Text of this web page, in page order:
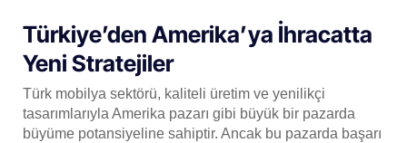
Türkiye’den Amerika’ya İhracatta
Yeni Stratejiler
Türk mobilya sektörü, kaliteli üretim ve yenilikçi
tasarımlarıyla Amerika pazarı gibi büyük bir pazarda
büyüme potansiyeline sahiptir. Ancak bu pazarda başarı